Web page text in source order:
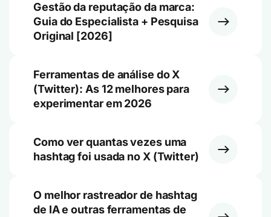
Gestão da reputação da marca:
Guia do Especialista + Pesquisa
Original [2026]
Ferramentas de análise do X
(Twitter): As 12 melhores para
experimentar em 2026
Como ver quantas vezes uma
hashtag foi usada no X (Twitter)
O melhor rastreador de hashtag
de IA e outras ferramentas de